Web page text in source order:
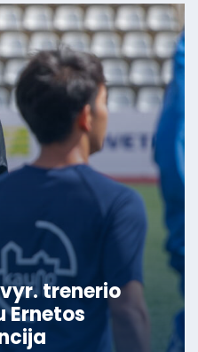
trenerio
Ernetos